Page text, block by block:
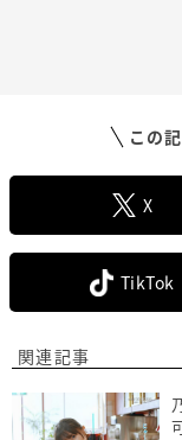
この
X
TikTok
関連記事